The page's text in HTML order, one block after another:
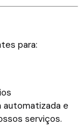
para:
automatizada e
serviços.